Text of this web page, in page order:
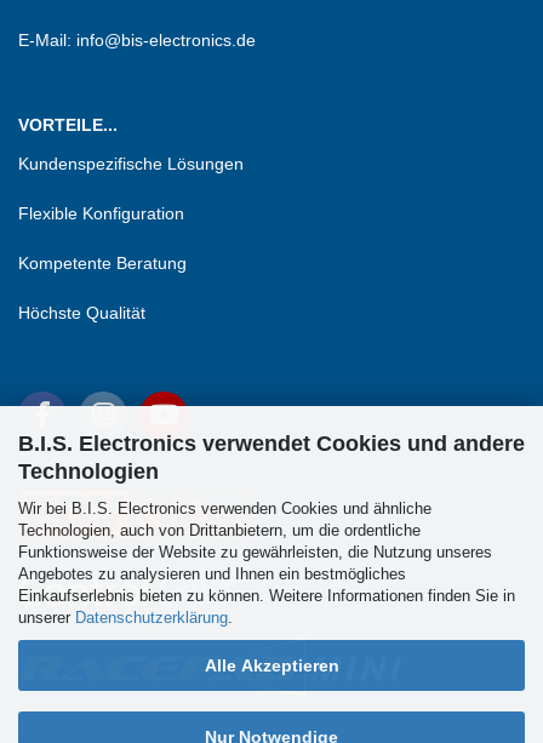
B.I.S. Electronics verwendet Cookies und andere
Technologien
Wir bei B.I.S. Electronics verwenden Cookies und ähnliche
Technologien, auch von Drittanbietern, um die ordentliche
Funktionsweise der Website zu gewährleisten, die Nutzung unseres
Angebotes zu analysieren und Ihnen ein bestmögliches
Einkaufserlebnis bieten zu können. Weitere Informationen finden Sie in
unserer Datenschutzerklärung
Alle Akzeptieren
Nur Notwendige
E-Mail: info@bis-electronics.de
VORTEILE...
Kundenspezifische Lösungen
Flexible Konfiguration
Kompetente Beratung
Höchste Qualität